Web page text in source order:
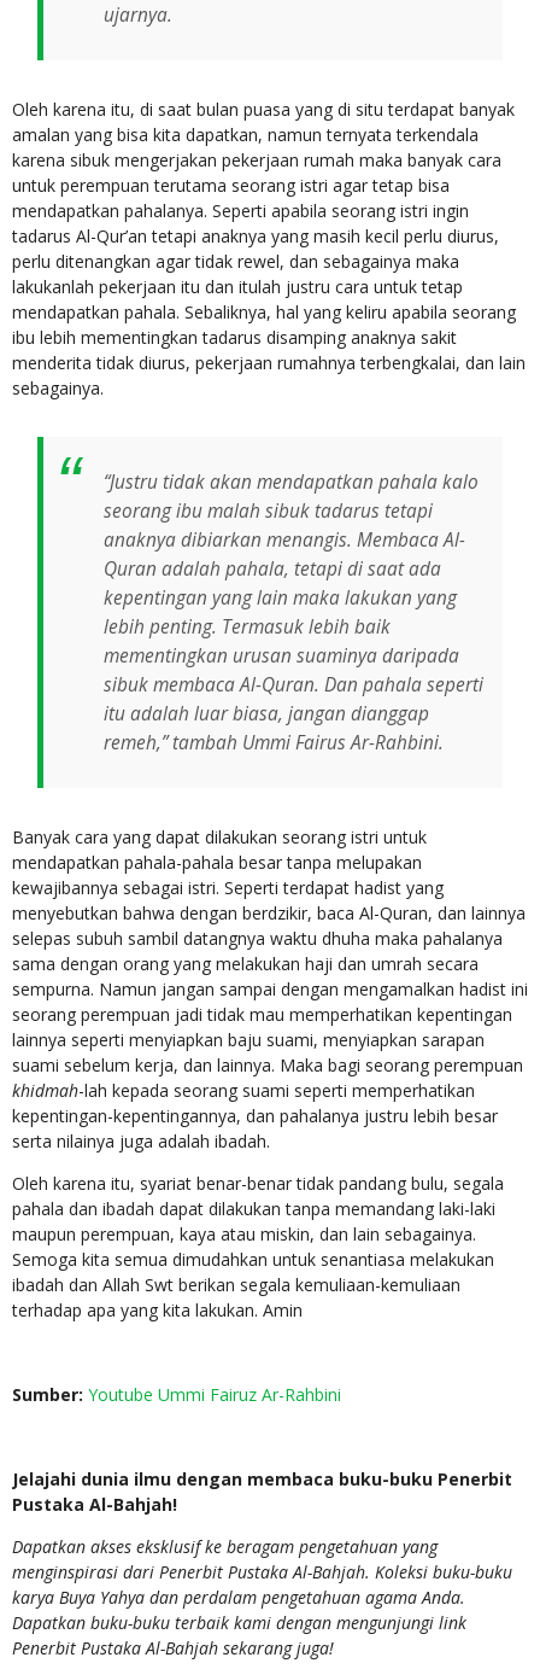
ujarnya.
Oleh karena itu, di saat bulan puasa yang di situ terdapat banyak
amalan yang bisa kita dapatkan, namun ternyata terkendala
karena sibuk mengerjakan pekerjaan rumah maka banyak cara
untuk perempuan terutama seorang istri agar tetap bisa
mendapatkan pahalanya. Seperti apabila seorang istri ingin
tadarus Al-Qur’an tetapi anaknya yang masih kecil perlu diurus,
perlu ditenangkan agar tidak rewel, dan sebagainya maka
lakukanlah pekerjaan itu dan itulah justru cara untuk tetap
mendapatkan pahala. Sebaliknya, hal yang keliru apabila seorang
ibu lebih mementingkan tadarus disamping anaknya sakit
menderita tidak diurus, pekerjaan rumahnya terbengkalai, dan lain
sebagainya.
“Justru tidak akan mendapatkan pahala kalo
seorang ibu malah sibuk tadarus tetapi
anaknya dibiarkan menangis. Membaca Al-
Quran adalah pahala, tetapi di saat ada
kepentingan yang lain maka lakukan yang
lebih penting. Termasuk lebih baik
mementingkan urusan suaminya daripada
sibuk membaca Al-Quran. Dan pahala seperti
itu adalah luar biasa, jangan dianggap
remeh,” tambah Ummi Fairus Ar-Rahbini.
Banyak cara yang dapat dilakukan seorang istri untuk
mendapatkan pahala-pahala besar tanpa melupakan
kewajibannya sebagai istri. Seperti terdapat hadist yang
menyebutkan bahwa dengan berdzikir, baca Al-Quran, dan lainnya
selepas subuh sambil datangnya waktu dhuha maka pahalanya
sama dengan orang yang melakukan haji dan umrah secara
sempurna. Namun jangan sampai dengan mengamalkan hadist ini
seorang perempuan jadi tidak mau memperhatikan kepentingan
lainnya seperti menyiapkan baju suami, menyiapkan sarapan
suami sebelum kerja, dan lainnya. Maka bagi seorang perempuan
khidmah-lah kepada seorang suami seperti memperhatikan
kepentingan-kepentingannya, dan pahalanya justru lebih besar
serta nilainya juga adalah ibadah.
Oleh karena itu, syariat benar-benar tidak pandang bulu, segala
pahala dan ibadah dapat dilakukan tanpa memandang laki-laki
maupun perempuan, kaya atau miskin, dan lain sebagainya.
Semoga kita semua dimudahkan untuk senantiasa melakukan
ibadah dan Allah Swt berikan segala kemuliaan-kemuliaan
terhadap apa yang kita lakukan. Amin
Sumber: Youtube Ummi Fairuz Ar-Rahbini
Jelajahi dunia ilmu dengan membaca buku-buku Penerbit
Pustaka Al-Bahjah!
Dapatkan akses eksklusif ke beragam pengetahuan yang
menginspirasi dari Penerbit Pustaka Al-Bahjah. Koleksi buku-buku
karya Buya Yahya dan perdalam pengetahuan agama Anda.
Dapatkan buku-buku terbaik kami dengan mengunjungi link
Penerbit Pustaka Al-Bahjah sekarang juga!